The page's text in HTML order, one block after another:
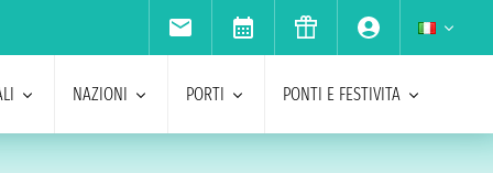
NAZIONI PORTI PONTI E FESTIVITA